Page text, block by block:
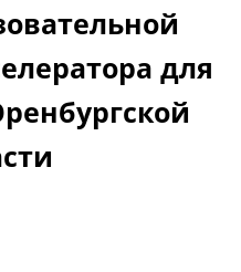
для